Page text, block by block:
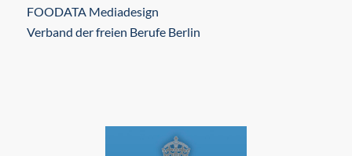
FOODATA Mediadesign
Verband der freien Berufe Berlin